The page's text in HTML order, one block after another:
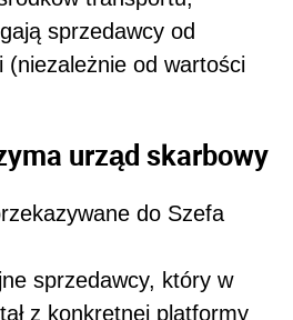
sprzedawcy od
(niezależnie od wartości
urząd skarbowy
do Szefa
sprzedawcy, który w
z konkretnej platformy